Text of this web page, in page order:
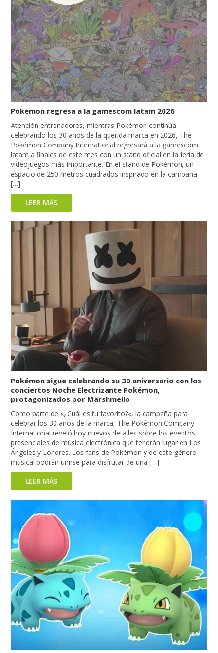
Pokémon regresa a la gamescom latam 2026
Atención entrenadores, mientras Pokémon continúa
celebrando los 30 años de la querida marca en 2026, The
Pokémon Company International regresará a la gamescom
latam a finales de este mes con un stand oficial en la feria de
videojuegos más importante. En el stand de Pokémon, un
espacio de 250 metros cuadrados inspirado en la campaña
[…]
LEER MÁS
Pokémon sigue celebrando su 30 aniversario con los
conciertos Noche Electrizante Pokémon,
protagonizados por Marshmello
Como parte de «¿Cuál es tu favorito?«, la campaña para
celebrar los 30 años de la marca, The Pokémon Company
International reveló hoy nuevos detalles sobre los eventos
presenciales de música electrónica que tendrán lugar en Los
Ángeles y Londres. Los fans de Pokémon y de este género
musical podrán unirse para disfrutar de una […]
LEER MÁS